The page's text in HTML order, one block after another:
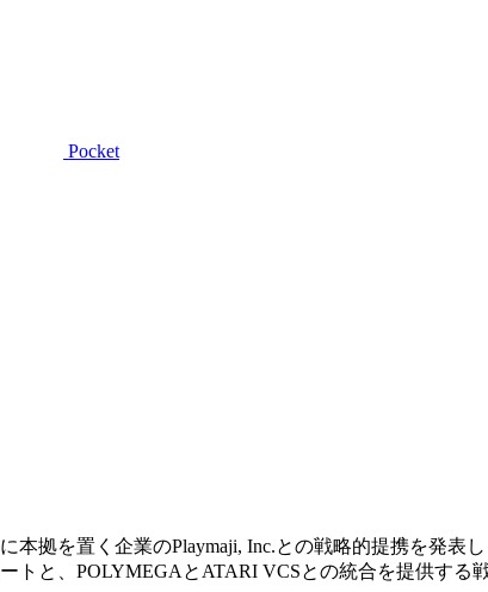
Pocket
本拠を置く企業のPlaymaji, Inc.との戦略的提携を発
トと、POLYMEGAとATARI VCSとの統合を提供する